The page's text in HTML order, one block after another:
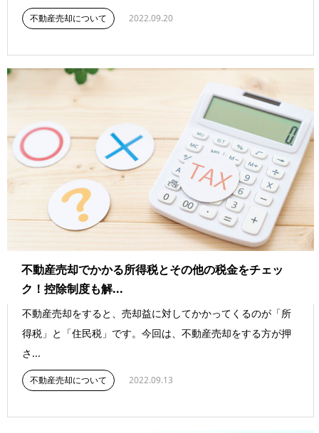
不動産売却について 2022.09.20
不動産売却でかかる所得税とその他の税金をチェッ
ク！控除制度も解...
不動産売却をすると、売却益に対してかかってくるのが「所
得税」と「住民税」です。今回は、不動産売却をする方が押
さ...
不動産売却について 2022.09.13